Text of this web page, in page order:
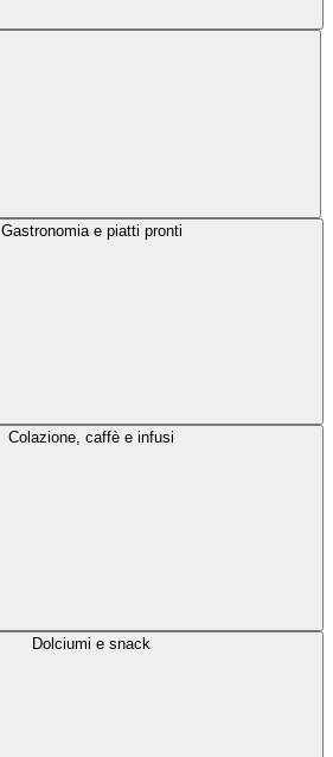
Gastronomia e piatti pronti
Colazione, caffè e infusi
Dolciumi e snack